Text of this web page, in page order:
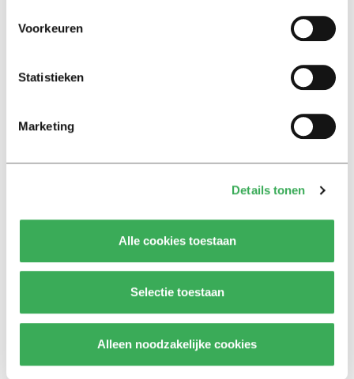
Voorkeuren
Statistieken
Marketing
Details tonen
Alle cookies toestaan
Selectie toestaan
Alleen noodzakelijke cookies
‘lekkerste’ studentensporters
American Football clinic in
Nacht van FOSST
26 augustus 2015